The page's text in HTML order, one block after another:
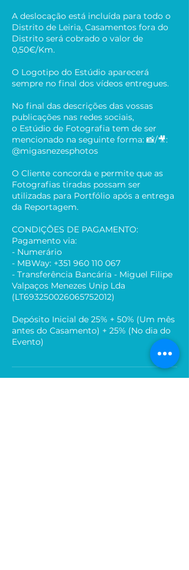
A deslocação está incluída para todo o
Distrito de Leiria, Casamentos fora do
Distrito será cobrado o valor de
0,50€/Km.
O Logotipo do Estúdio aparecerá
sempre no final dos vídeos entregues.
No final das descrições das vossas
publicações nas redes sociais,
o Estúdio de Fotografia tem de ser
mencionado na seguinte forma: 📸/🎥:
@migasnezesphotos
O Cliente concorda e permite que as
Fotografias tiradas possam ser
utilizadas para Portfólio após a entrega
da Reportagem.
CONDIÇÕES DE PAGAMENTO:
Pagamento via:
- Numerário
- MBWay: +351 960 110 067
- Transferência Bancária - Miguel Filipe
Valpaços Menezes Unip Lda
(LT693250026065752012)
Depósito Inicial de 25% + 50% (Um mês
antes do Casamento) + 25% (No dia do
Evento)